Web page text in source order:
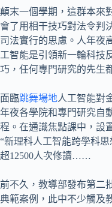
顛末一個學期，這群本來
會了用相干技巧對法令判
司法實行的思慮。人年夜
工智能是引領新一輪科技
巧，任何專門研究的先生
面臨跳舞場地人工智能對
年夜各學院和專門研究自
程。在通識焦點課中，設
“新理科人工智能跨學科思
超12500人次修讀……
前不久，教導部發布第二
典範案例，此中不少觸及